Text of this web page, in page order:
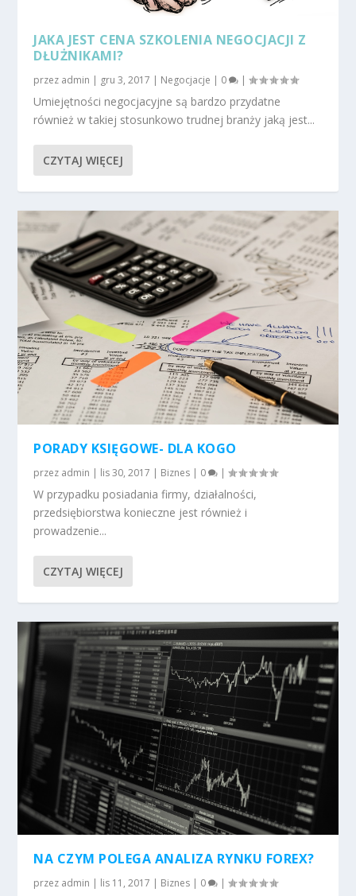
JAKA JEST CENA SZKOLENIA NEGOCJACJI Z
DŁUŻNIKAMI?
przez admin | gru 3, 2017 | Negocjacje | 0 |
Umiejętności negocjacyjne są bardzo przydatne
również w takiej stosunkowo trudnej branży jaką jest...
CZYTAJ WIĘCEJ
PORADY KSIĘGOWE- DLA KOGO
przez admin | lis 30, 2017 | Biznes | 0 |
W przypadku posiadania firmy, działalności,
przedsiębiorstwa konieczne jest również i
prowadzenie...
CZYTAJ WIĘCEJ
NA CZYM POLEGA ANALIZA RYNKU FOREX?
przez admin | lis 11, 2017 | Biznes | 0 |